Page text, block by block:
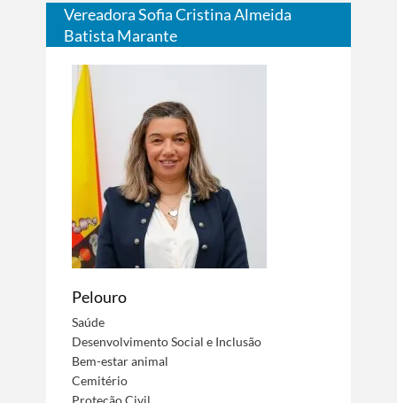
Vereadora Sofia Cristina Almeida
Batista Marante
Pelouro
Saúde
Desenvolvimento Social e Inclusão
Bem-estar animal
Cemitério
Proteção Civil